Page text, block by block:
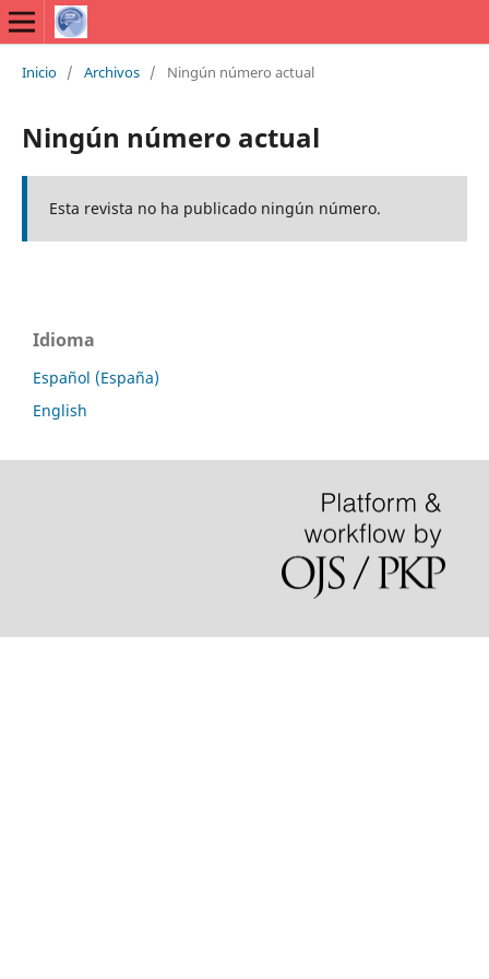
Inicio / Archivos / Ningún número actual
Ningún número actual
Esta revista no ha publicado ningún número.
Idioma
Español (España)
English